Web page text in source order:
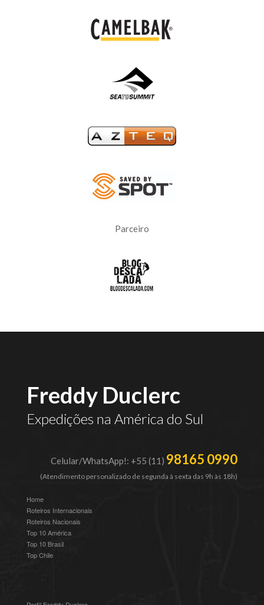
Parceiro
Freddy Duclerc
Expedições na América do Sul
Celular/WhatsApp!: +55 (11) 98165 0990
(Atendimento personalizado de segunda à sexta das 9h às 18h)
Home
Roteiros Internacionais
Roteiros Nacionais
Top 10 América
Top 10 Brasil
Top Chile